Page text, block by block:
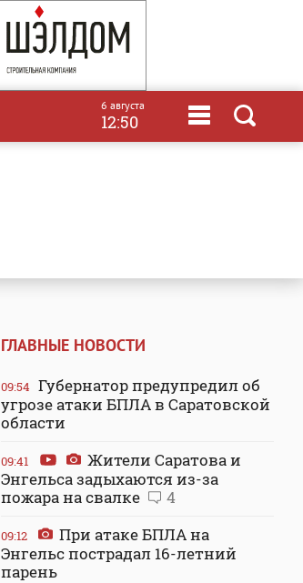
6 августа
12:50
ГЛАВНЫЕ НОВОСТИ
09:54 Губернатор предупредил об
угрозе атаки БПЛА в Саратовской
области
09:41
Жители Саратова и
Энгельса задыхаются из-за
пожара на свалке
4
09:12
При атаке БПЛА на
Энгельс пострадал 16-летний
парень